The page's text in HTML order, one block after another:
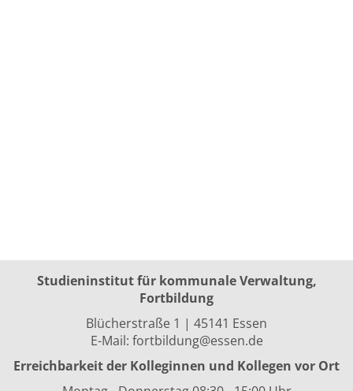
Studieninstitut für kommunale Verwaltung,
Fortbildung
Blücherstraße 1 | 45141 Essen
E-Mail: fortbildung@essen.de
Erreichbarkeit der Kolleginnen und Kollegen vor Ort